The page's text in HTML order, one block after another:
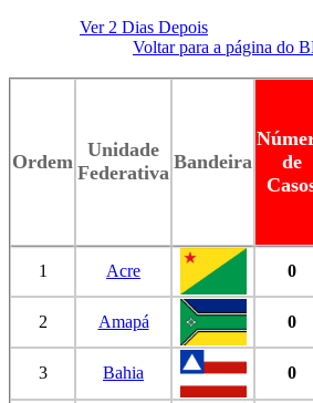
Ver 2 Dias Depois
Voltar para a página do
Ordem
Unidade
Federativa Bandeira
de
1 Acre 0
2 Amapá 0
3 Bahia 0